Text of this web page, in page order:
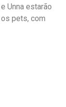
Unna estarão
pets, com